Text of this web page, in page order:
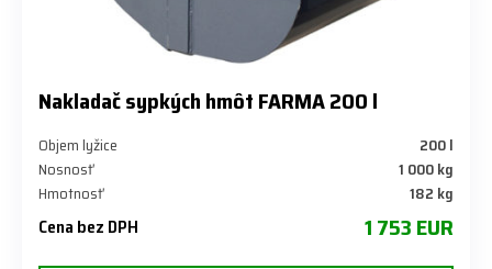
Nakladač sypkých hmôt FARMA 200 l
Objem lyžice
200 l
Nosnosť
1 000 kg
Hmotnosť
182 kg
Cena bez DPH 1 753 EUR